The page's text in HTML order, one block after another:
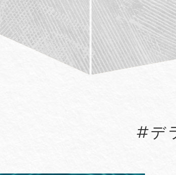
#Applied Arts
#デ